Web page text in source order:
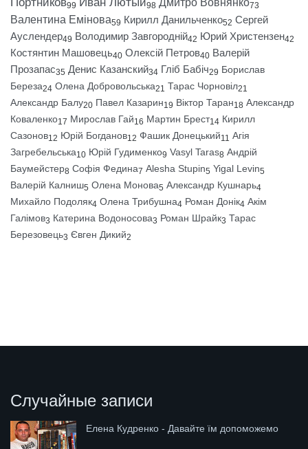
99 98 73
Валентина Емінова59 Кирилл Данильченко52 Сергей
Ауслендер49 Володимир Завгородній42 Юрий Христензен42
Костянтин Машовець40 Олексій Петров40 Валерій
Прозапас35 Денис Казанский34 Гліб Бабіч29 Борислав
Береза24 Олена Добровольська21 Тарас Чорновіл21
Александр Балу20 Павел Казарин19 Віктор Таран18 Александр
Коваленко17 Мирослав Гай16 Мартин Брест14 Кирилл
Сазонов12 Юрій Богданов12 Фашик Донецький11 Агія
Загребельська10 Юрій Гудименко9 Vasyl Taras8 Андрій
Баумейстер8 Софія Федина7 Alesha Stupin5 Yigal Levin5
Валерій Калниш5 Олена Монова5 Александр Кушнарь4
Михайло Подоляк4 Олена Трибушна4 Роман Донік4 Акім
Галімов3 Катерина Водоносова3 Роман Шрайк3 Тарас
Березовець3 Євген Дикий2
Случайные записи
Елена Кудренко - Давайте їм допоможемо